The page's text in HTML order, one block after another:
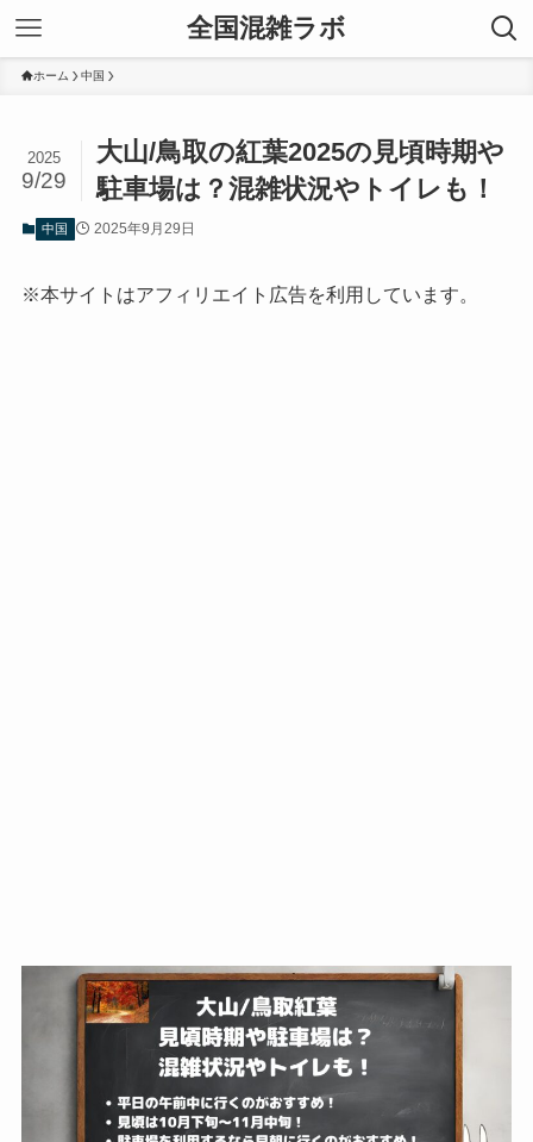
全国混雑ラボ
ホーム 中国
大山/鳥取の紅葉2025の見頃時期や
駐車場は？混雑状況やトイレも！
2025
9/29
中国 2025年9月29日
※本サイトはアフィリエイト広告を利用しています。